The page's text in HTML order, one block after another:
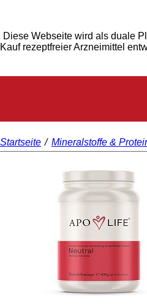
Diese Webseite wird als duale
Kauf rezeptfreier Arzneimittel
Startseite / Mineralstoffe &